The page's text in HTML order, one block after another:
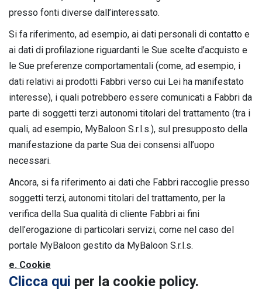
presso fonti diverse dall’interessato.
Si fa riferimento, ad esempio, ai dati personali di contatto e
ai dati di profilazione riguardanti le Sue scelte d’acquisto e
le Sue preferenze comportamentali (come, ad esempio, i
dati relativi ai prodotti Fabbri verso cui Lei ha manifestato
interesse), i quali potrebbero essere comunicati a Fabbri da
parte di soggetti terzi autonomi titolari del trattamento (tra i
quali, ad esempio, MyBaloon S.r.l.s.), sul presupposto della
manifestazione da parte Sua dei consensi all’uopo
necessari.
Ancora, si fa riferimento ai dati che Fabbri raccoglie presso
soggetti terzi, autonomi titolari del trattamento, per la
verifica della Sua qualità di cliente Fabbri ai fini
dell’erogazione di particolari servizi, come nel caso del
portale MyBaloon gestito da MyBaloon S.r.l.s.
e. Cookie
Clicca qui per la cookie policy.